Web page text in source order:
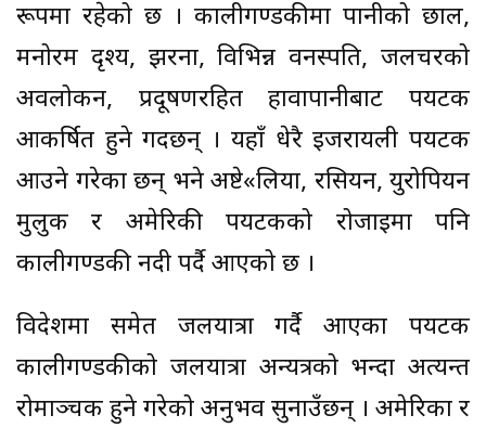
रूपमा रहेको छ । कालीगण्डकीमा पानीको छाल,
मनोरम दृश्य, झरना, विभिन्न वनस्पति, जलचरको
अवलोकन, प्रदूषणरहित हावापानीबाट पर्यटक
आकर्षित हुने गर्दछन् । यहाँ धेरै इजरायली पर्यटक
आउने गरेका छन् भने अष्टे«लिया, रसियन, युरोपियन
मुलुक र अमेरिकी पर्यटकको रोजाइमा पनि
कालीगण्डकी नदी पर्दै आएको छ ।
विदेशमा समेत जलयात्रा गर्दै आएका पर्यटक
कालीगण्डकीको जलयात्रा अन्यत्रको भन्दा अत्यन्त
रोमाञ्चक हुने गरेको अनुभव सुनाउँछन् । अमेरिका र